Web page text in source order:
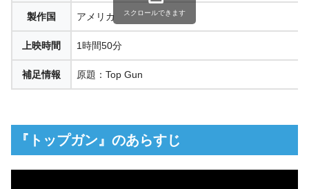
製作国 アメリカ
上映時間 1時間50分
補足情報 原題：Top Gun
スクロールできます
『トップガン』のあらすじ